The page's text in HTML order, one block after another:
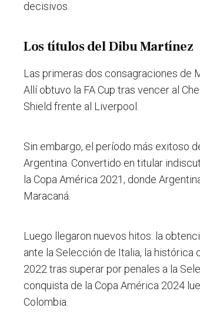
decisivos.
Los títulos del Dibu Martínez
Las primeras dos consagraciones de
Allí obtuvo la FA Cup tras vencer al
Shield frente al Liverpool.
Sin embargo, el período más exitoso
Argentina. Convertido en titular
la Copa América 2021, donde
Maracaná.
Luego llegaron nuevos hitos: la
ante la Selección de Italia, la histórica
2022 tras superar por penales a la
conquista de la Copa América 2024
Colombia.